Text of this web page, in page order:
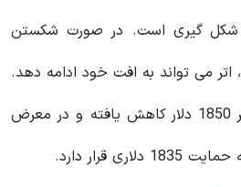
حال شکل گیری است. در صورت شکستن
اکنون قیمت اتریوم به زیر 1850 دلار کاهش یافته و در معرض
قرار دارد.